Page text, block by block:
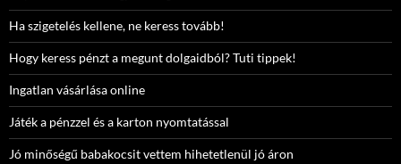
Ha szigetelés kellene, ne keress tovább!
Hogy keress pénzt a megunt dolgaidból? Tuti tippek!
Ingatlan vásárlása online
Játék a pénzzel és a karton nyomtatással
Jó minőségű babakocsit vettem hihetetlenül jó áron